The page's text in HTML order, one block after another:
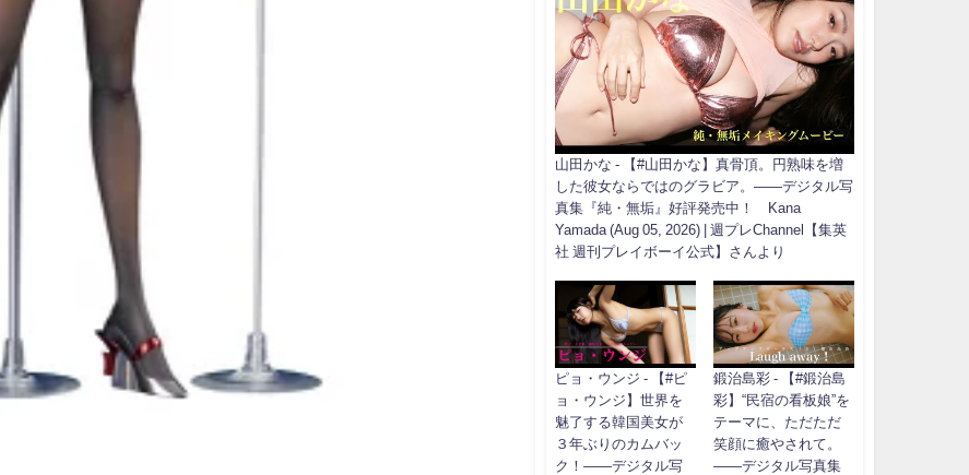
山田かな - 【#山田かな】真骨頂。円熟味を増
した彼女ならではのグラビア。――デジタル写
真集『純・無垢』好評発売中！ Kana
Yamada (Aug 05, 2026) | 週プレChannel【集英
社 週刊プレイボーイ公式】さんより
ピョ・ウンジ - 【#ピ
ョ・ウンジ】世界を
魅了する韓国美女が
３年ぶりのカムバッ
ク！――デジタル写
鍛治島彩 - 【#鍛治島
彩】“民宿の看板娘”を
テーマに、ただただ
笑顔に癒やされて。
――デジタル写真集